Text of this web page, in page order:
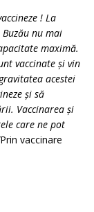
! La
nu mai
maximă.
vaccinate și vin
acestei
și să
Vaccinarea și
care ne pot
Prin vaccinare